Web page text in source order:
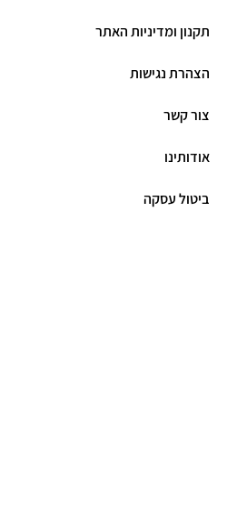
תקנון ומדיניות האתר
הצהרת נגישות
צור קשר
אודותינו
ביטול עסקה